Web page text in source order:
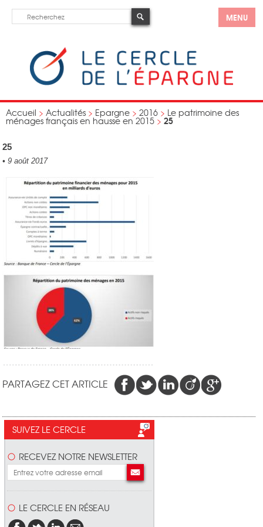
MENU
Accueil > Actualités > Epargne > 2016 > Le patrimoine des
ménages français en hausse en 2015 > 25
25
• 9 août 2017
PARTAGEZ CET ARTICLE
SUIVEZ LE CERCLE
RECEVEZ NOTRE NEWSLETTER
LE CERCLE EN RÉSEAU